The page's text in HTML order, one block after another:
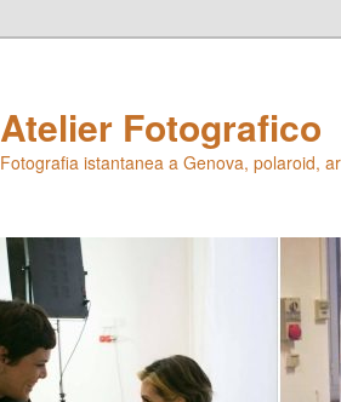
Atelier Fotografico
Fotografia istantanea a Genova, polaroid,